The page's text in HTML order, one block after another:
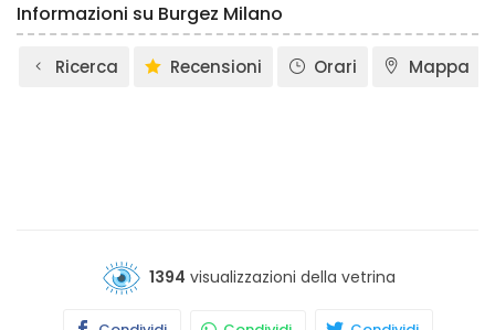
Informazioni su Burgez Milano
Ricerca Recensioni Orari Mappa
1394 visualizzazioni della vetrina